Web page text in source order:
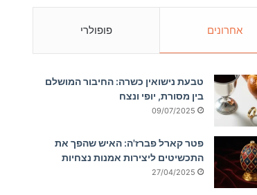
אחרונים פופולרי
טבעת נישואין כשרה: החיבור המושלם
בין מסורת, יופי ונצח
09/07/2025
פטר קארל פברז'ה: האיש שהפך את
התכשיטים ליצירות אמנות נצחיות
27/04/2025